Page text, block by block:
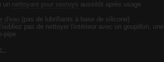
un nettoyant pour sextoys aussitôt après usage
d'eau (pas de lubrifiants à base de silicone)
pas de nettoyer l'intérieur avec un goupillon, une
pipe
: